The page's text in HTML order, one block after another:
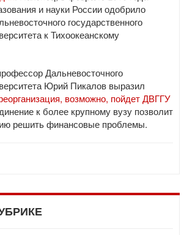
и науки России одобрило
государственного
к Тихоокеанскому
Дальневосточного
Юрий Пикалов выразил
возможно, пойдет ДВГГУ
к более крупному вузу позволит
решить финансовые проблемы.